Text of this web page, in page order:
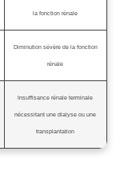
la fonction rénale
Diminution sévère de la fonction
rénale
Insuffisance rénale terminale
nécessitant une dialyse ou une
transplantation